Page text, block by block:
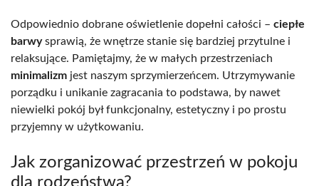
Odpowiednio dobrane oświetlenie dopełni całości – ciepłe
barwysprawią, że wnętrze stanie się bardziej przytulne i
relaksujące. Pamiętajmy, że w małych przestrzeniach
minimalizm jest naszym sprzymierzeńcem. Utrzymywanie
porządku i unikanie zagracania to podstawa, by nawet
niewielki pokój był funkcjonalny, estetyczny i po prostu
przyjemny w użytkowaniu.
Jak zorganizować przestrzeń w pokoju
dla rodzeństwa?